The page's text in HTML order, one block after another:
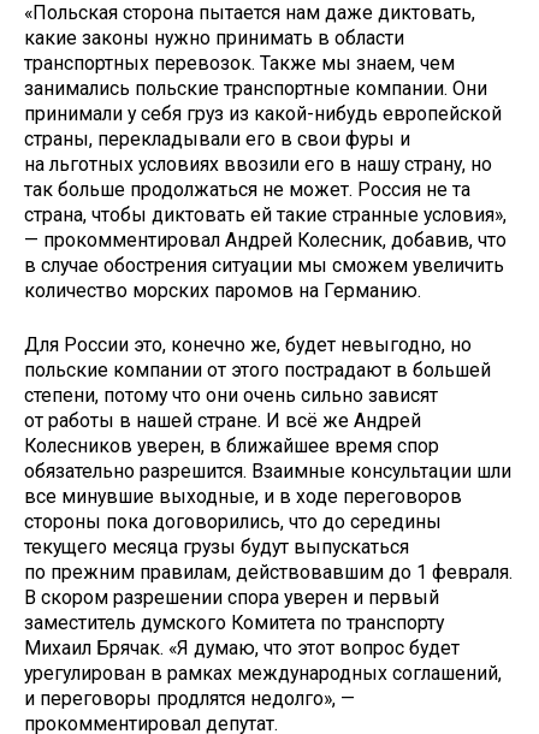
«Польская сторона пытается нам даже диктовать,
какие законы нужно принимать в области
транспортных перевозок. Также мы знаем, чем
занимались польские транспортные компании. Они
принимали у себя груз из какой-нибудь европейской
страны, перекладывали его в свои фуры и
на льготных условиях ввозили его в нашу страну, но
так больше продолжаться не может. Россия не та
страна, чтобы диктовать ей такие странные условия»,
— прокомментировал Андрей Колесник, добавив, что
в случае обострения ситуации мы сможем увеличить
количество морских паромов на Германию.
Для России это, конечно же, будет невыгодно, но
польские компании от этого пострадают в большей
степени, потому что они очень сильно зависят
от работы в нашей стране. И всё же Андрей
Колесников уверен, в ближайшее время спор
обязательно разрешится. Взаимные консультации шли
все минувшие выходные, и в ходе переговоров
стороны пока договорились, что до середины
текущего месяца грузы будут выпускаться
по прежним правилам, действовавшим до 1 февраля.
В скором разрешении спора уверен и первый
заместитель думского Комитета по транспорту
Михаил Брячак. «Я думаю, что этот вопрос будет
урегулирован в рамках международных соглашений,
и переговоры продлятся недолго», —
прокомментировал депутат.